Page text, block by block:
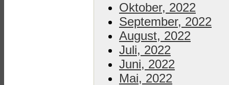
Oktober, 2022
September, 2022
August, 2022
Juli, 2022
Juni, 2022
Mai, 2022